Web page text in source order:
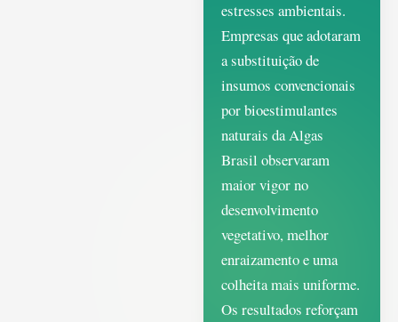
estresses ambientais.
Empresas que adotaram
a substituição de
insumos convencionais
por bioestimulantes
naturais da Algas
Brasil observaram
maior vigor no
desenvolvimento
vegetativo, melhor
enraizamento e uma
colheita mais uniforme.
Os resultados reforçam